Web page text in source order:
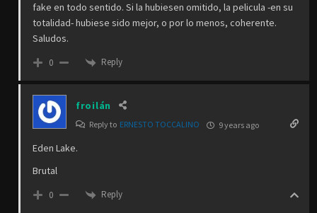
fake en todo sentido. Si la hubiesen omitido, la pelicula -en su
totalidad- hubiese sido mejor, o por lo menos, coherente.
Saludos.
0 Reply
froilán
Reply to ERNESTO TOCCALINO 9 years ago
Eden Lake.
Brutal
0 Reply